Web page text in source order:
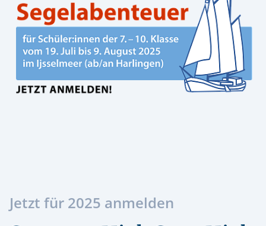
Jetzt für 2025 anmelden